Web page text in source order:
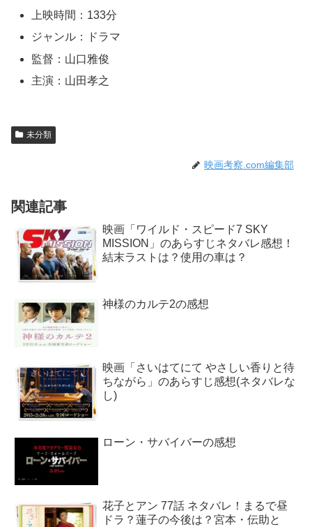
上映時間：133分
ジャンル：ドラマ
監督：山口雅俊
主演：山田孝之
未分類
映画考察.com編集部
関連記事
映画「ワイルド・スピード7 SKY
MISSION」のあらすじネタバレ感想！
結末ラストは？使用の車は？
神様のカルテ2の感想
映画「さいはてにて やさしい香りと待
ちながら」のあらすじ感想(ネタバレな
し)
ローン・サバイバーの感想
花子とアン 77話 ネタバレ！まるで昼
ドラ？蓮子の今後は？宮本・伝助と